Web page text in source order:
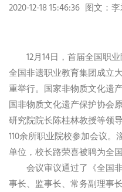
2020-12-18 15:46:36 图文：
12月14日，首届全国职业
全国非遗职业教育集团成立
重举行。国家非物质文化遗
国非物质文化遗产保护协会
研究院院长陈桂林教授等领
110余所职业院校参加会议
单位，校长路荣喜被聘为全
会议审议通过了《全国
事长、监事长、常务副理事